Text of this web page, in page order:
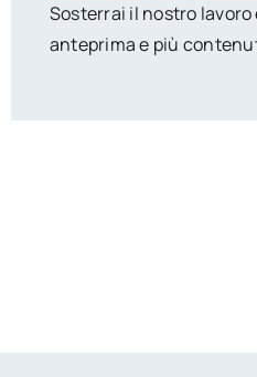
Sosterrai il nostro
anteprima e più